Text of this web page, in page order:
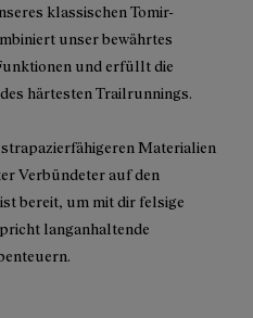
klassischen Tomir-
unser bewährtes
und erfüllt die
härtesten Trailrunnings.
Materialien
Verbündeter auf den
bereit, um mit dir felsige
langanhaltende